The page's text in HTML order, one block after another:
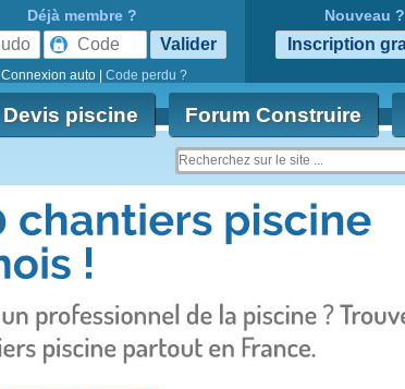
Déjà membre ?
Connexion auto Code perdu ?
Nouveau ?
Devis piscine Forum Construire